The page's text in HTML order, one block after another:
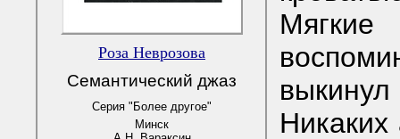
Роза Неврозова
Семантический джаз
Серия "Более другое"
Минск
Никаких